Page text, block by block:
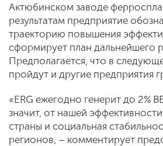
Актюбинском заводе
результатам предприятие
траекторию повышения
сформирует план дальнейшего
Предполагается, что в
пройдут и другие предприятия
«ERG ежегодно генерит до 2%
значит, от нашей
страны и социальная
регионов, – комментирует